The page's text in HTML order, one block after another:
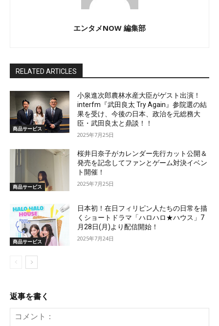
エンタメNOW 編集部
RELATED ARTICLES
商品サービス
小泉進次郎農林水産大臣がゲスト出演！
interfm『武田良太 Try Again』参院選の結
果を受け、今後の日本、政治を元総務大
臣・武田良太と鼎談！！
2025年7月25日
商品サービス
桜井日奈子がカレンダー先行カット公開＆
発売を記念してファンとゲーム対決イベン
ト開催！
2025年7月25日
商品サービス
日本初！在日フィリピン人たちの日常を描
くショートドラマ「ハロハロ★ハウス」7
月28日(月)より配信開始！
2025年7月24日
返事を書く